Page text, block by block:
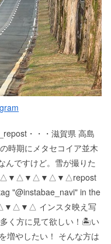
・・・滋賀県 高島
時期にメタセコイア並木
んですけど。雪が撮りた
repost
"@instabae_navi" in the
インスタ映え写
く方に見て欲しい！ 🏝い
増やしたい！ そんな方は